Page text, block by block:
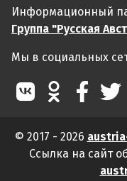
Информационный
Группа "Русская
Мы в социальных
© 2017 - 2026
Ссылка на сайт